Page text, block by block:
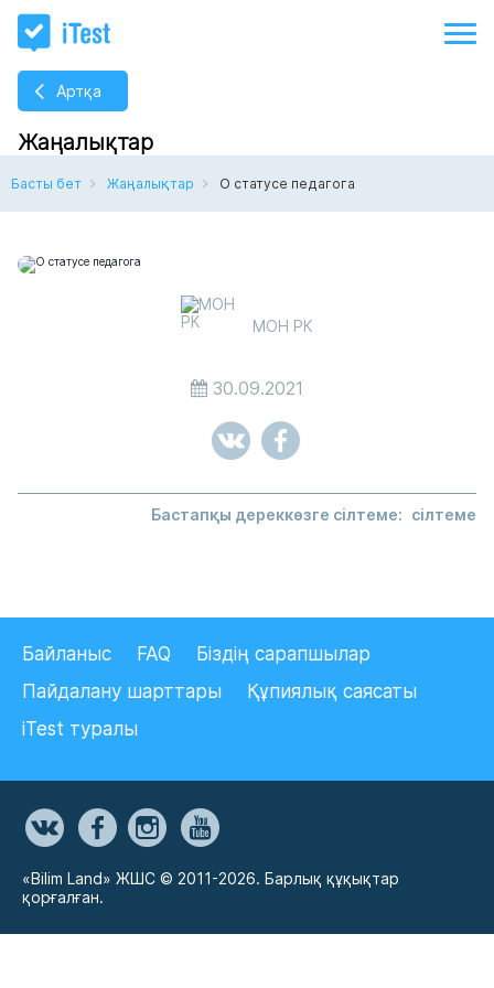
Артқа
Жаңалықтар
Басты бет Жаңалықтар О статусе педагога
МОН РК
30.09.2021
Бастапқы дереккөзге сілтеме: сілтеме
Байланыс FAQ
Біздің сарапшылар
Пайдалану шарттары
Құпиялық саясаты
iTest туралы
«Bilim Land» ЖШС © 2011-2026. Барлық құқықтар
қорғалған.